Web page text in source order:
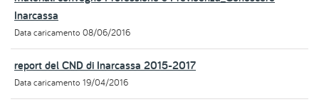
Inarcassa
Data caricamento 08/06/2016
report del CND di Inarcassa 2015-2017
Data caricamento 19/04/2016